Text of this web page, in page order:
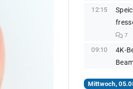
12:15
7
09:10
4K-
Mittwoch,